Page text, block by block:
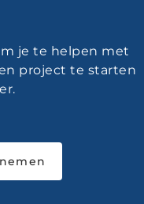
je te helpen met
project te starten